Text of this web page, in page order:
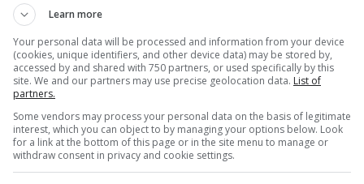
winden van zee naar land. Sterke aanlandige winden
golf nabij de kust genereren.
van situaties waarin sterke aanlandige winden enkele
deze omstandigheden zorgen lange swellgolven voor
Hoge golven met een korte periode (minder dan
Korte periodes zijn typisch voor windgolven die worden
Learn more
Your personal data will be processed and information from your device
(cookies, unique identifiers, and other device data) may be stored by,
accessed by and shared with 750 partners, or used specifically by this
site. We and our partners may use precise geolocation data. List of
partners.
Some vendors may process your personal data on the basis of legitimate
interest, which you can object to by managing your options below. Look
for a link at the bottom of this page or in the site menu to manage or
withdraw consent in privacy and cookie settings.